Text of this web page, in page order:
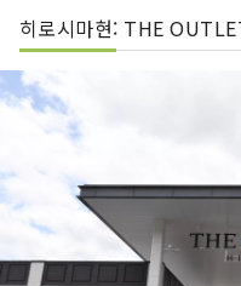
히로시마현: THE